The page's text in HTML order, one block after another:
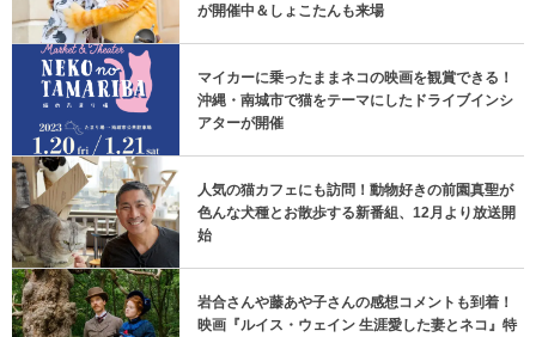
が開催中＆しょこたんも来場
マイカーに乗ったままネコの映画を観賞できる！
沖縄・南城市で猫をテーマにしたドライブインシ
アターが開催
人気の猫カフェにも訪問！動物好きの前園真聖が
色んな犬種とお散歩する新番組、12月より放送開
始
岩合さんや藤あや子さんの感想コメントも到着！
映画『ルイス・ウェイン 生涯愛した妻とネコ』特